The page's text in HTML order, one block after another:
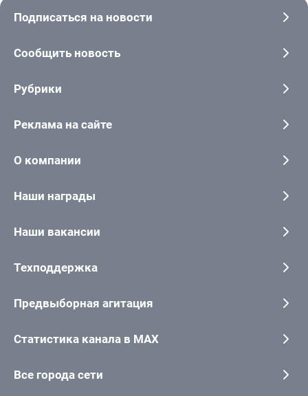
Подписаться на новости
Сообщить новость
Рубрики
Реклама на сайте
О компании
Наши награды
Наши вакансии
Техподдержка
Предвыборная агитация
Статистика канала в MAX
Все города сети